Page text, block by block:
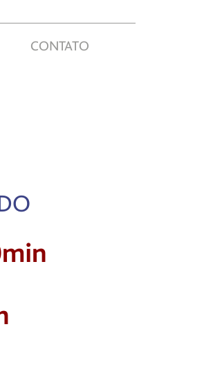
CONTATO